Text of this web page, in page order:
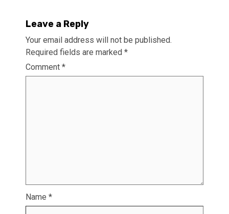
Leave a Reply
Your email address will not be published.
Required fields are marked *
Comment *
Name *